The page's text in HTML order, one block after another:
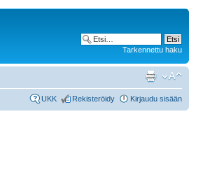
Tarkennettu haku
UKK Rekisteröidy Kirjaudu sisään